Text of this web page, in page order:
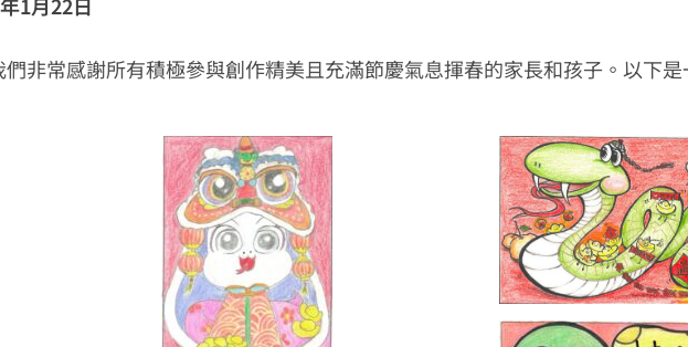
非常感謝所有積極參與創作精美且充滿節慶氣息揮春的家長和孩子。以下